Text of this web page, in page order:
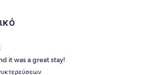
it was a great stay!